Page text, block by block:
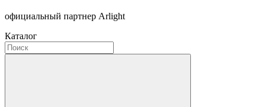
официальный партнер Arlight
Каталог